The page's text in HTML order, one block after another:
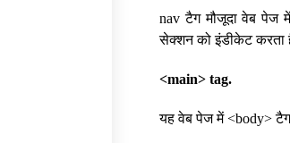
nav टैग मौजूदा वेब
सेक्शन को इंडीकेट करता
<main> tag.
यह वेब पेज में <body>